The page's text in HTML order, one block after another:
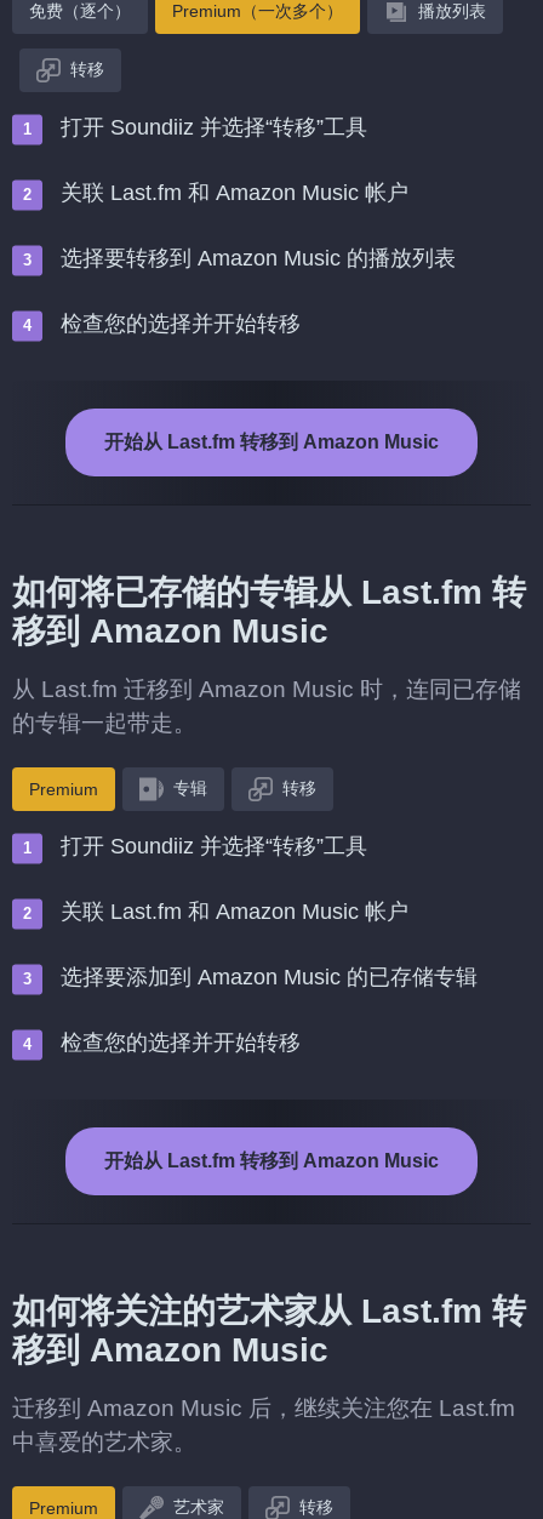
免费（逐个） Premium（一次多个） 播放列表
转移
打开 Soundiiz 并选择“转移”工具
关联 Last.fm 和 Amazon Music 帐户
选择要转移到 Amazon Music 的播放列表
检查您的选择并开始转移
开始从 Last.fm 转移到 Amazon Music
如何将已存储的专辑从 Last.fm 转
移到 Amazon Music
从 Last.fm 迁移到 Amazon Music 时，连同已存储
的专辑一起带走。
Premium 专辑 转移
打开 Soundiiz 并选择“转移”工具
关联 Last.fm 和 Amazon Music 帐户
选择要添加到 Amazon Music 的已存储专辑
检查您的选择并开始转移
开始从 Last.fm 转移到 Amazon Music
如何将关注的艺术家从 Last.fm 转
移到 Amazon Music
迁移到 Amazon Music 后，继续关注您在 Last.fm
中喜爱的艺术家。
Premium 艺术家 转移